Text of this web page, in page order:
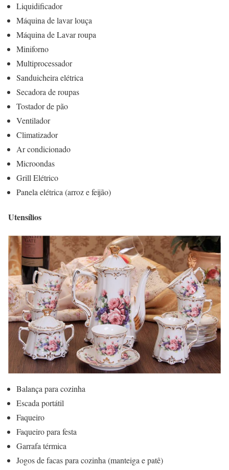
Liquidificador
Máquina de lavar louça
Máquina de Lavar roupa
Miniforno
Multiprocessador
Sanduicheira elétrica
Secadora de roupas
Tostador de pão
Ventilador
Climatizador
Ar condicionado
Microondas
Grill Elétrico
Panela elétrica (arroz e feijão)
Utensílios
Balança para cozinha
Escada portátil
Faqueiro
Faqueiro para festa
Garrafa térmica
Jogos de facas para cozinha (manteiga e patê)